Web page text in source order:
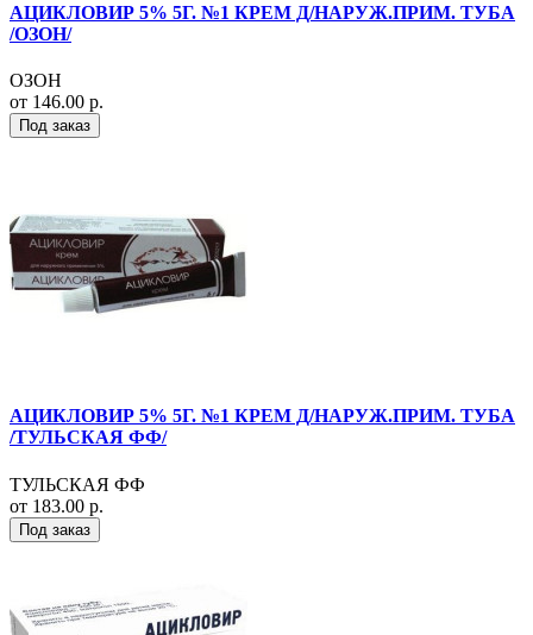
АЦИКЛОВИР 5% 5Г. №1 КРЕМ Д/НАРУЖ.ПРИМ. ТУБА
/ОЗОН/
ОЗОН
от 146.00 р.
Под заказ
АЦИКЛОВИР 5% 5Г. №1 КРЕМ Д/НАРУЖ.ПРИМ. ТУБА
/ТУЛЬСКАЯ ФФ/
ТУЛЬСКАЯ ФФ
от 183.00 р.
Под заказ